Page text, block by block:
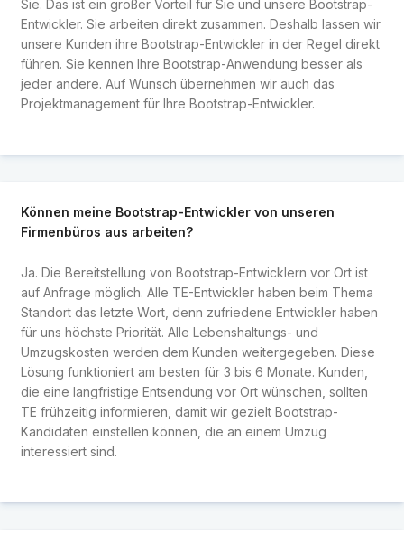
Sie. Das ist ein großer Vorteil für Sie und unsere Bootstrap-
Entwickler. Sie arbeiten direkt zusammen. Deshalb lassen wir
unsere Kunden ihre Bootstrap-Entwickler in der Regel direkt
führen. Sie kennen Ihre Bootstrap-Anwendung besser als
jeder andere. Auf Wunsch übernehmen wir auch das
Projektmanagement für Ihre Bootstrap-Entwickler.
Können meine Bootstrap-Entwickler von unseren
Firmenbüros aus arbeiten?
Ja. Die Bereitstellung von Bootstrap-Entwicklern vor Ort ist
auf Anfrage möglich. Alle TE-Entwickler haben beim Thema
Standort das letzte Wort, denn zufriedene Entwickler haben
für uns höchste Priorität. Alle Lebenshaltungs- und
Umzugskosten werden dem Kunden weitergegeben. Diese
Lösung funktioniert am besten für 3 bis 6 Monate. Kunden,
die eine langfristige Entsendung vor Ort wünschen, sollten
TE frühzeitig informieren, damit wir gezielt Bootstrap-
Kandidaten einstellen können, die an einem Umzug
interessiert sind.